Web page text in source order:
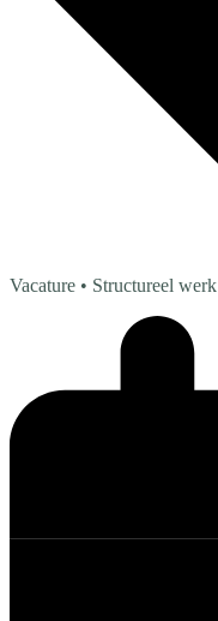
Vacature • Structureel werk